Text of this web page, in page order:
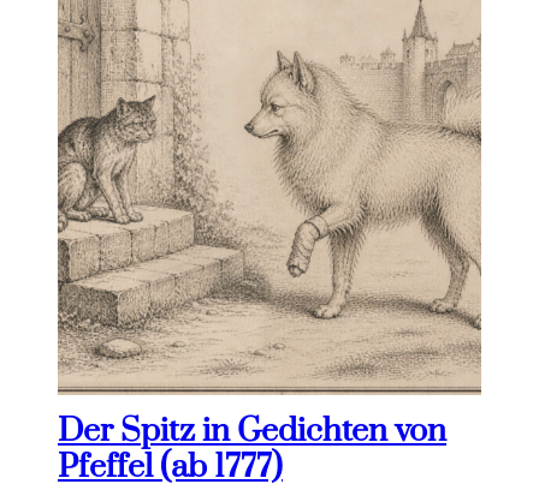
Der Spitz in Gedichten von
Pfeffel (ab 1777)